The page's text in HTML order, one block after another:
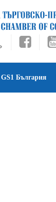
GS1 България